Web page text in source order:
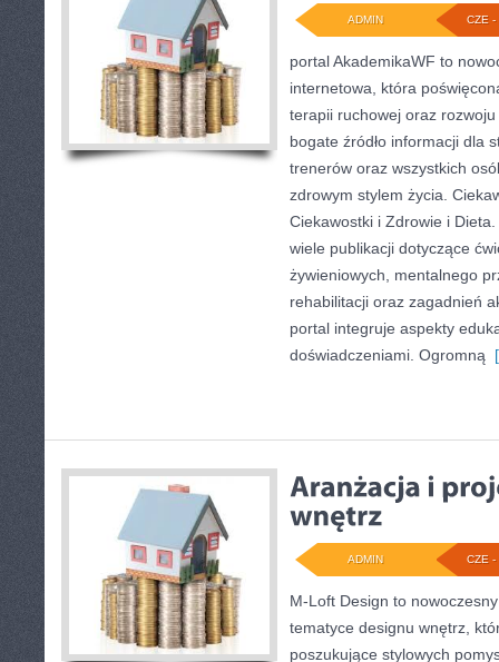
CZE -
ADMIN
portal AkademikaWF to
internetowa, która
terapii ruchowej oraz rozwoju
bogate źródło informacji dla
trenerów oraz wszystkich
zdrowym stylem życia.
Ciekawostki i Zdrowie i
wiele publikacji dotyczące
żywieniowych, mentalnego
rehabilitacji oraz zagadnień
portal integruje aspekty
doświadczeniami. Ogromną
CZE -
ADMIN
M-Loft Design to
tematyce designu wnętrz,
poszukujące stylowych